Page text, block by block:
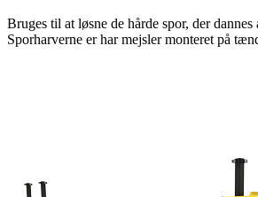
Bruges til at løsne de hårde spor, der dannes
Sporharverne er har mejsler monteret på